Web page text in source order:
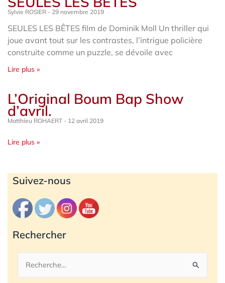
Sylvie ROSIER 29 novembre 2019
SEULES LES BÊTES film de Dominik Moll Un thriller qui
joue avant tout sur les contrastes, l’intrigue policière
construite comme un puzzle, se dévoile avec
Lire plus »
L’Original Boum Bap Show
d’avril.
Matthieu ROHAERT 12 avril 2019
Lire plus »
Suivez-nous
Rechercher
Rechercher :
Archives